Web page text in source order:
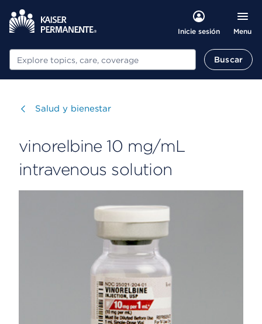
Inicie sesión Menu
Buscar Buscar
Visitar
Salud y bienestar
vinorelbine 10 mg/mL
intravenous solution